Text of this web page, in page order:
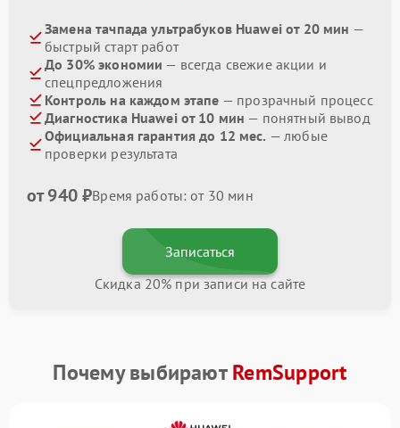
Замена тачпада ультрабуков Huawei от 20 мин —
быстрый старт работ
До 30% экономии — всегда свежие акции и
спецпредложения
Контроль на каждом этапе — прозрачный процесс
Диагностика Huawei от 10 мин — понятный вывод
Официальная гарантия до 12 мес. — любые
проверки результата
от 940 ₽Время работы: от 30 мин
Записаться
Скидка 20% при записи на сайте
Почему выбираютRemSupport